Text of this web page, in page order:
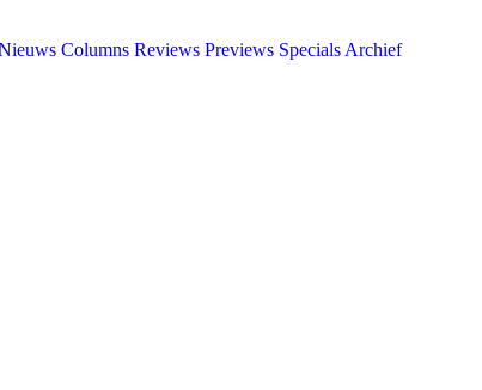
Columns Reviews Previews Specials Archief